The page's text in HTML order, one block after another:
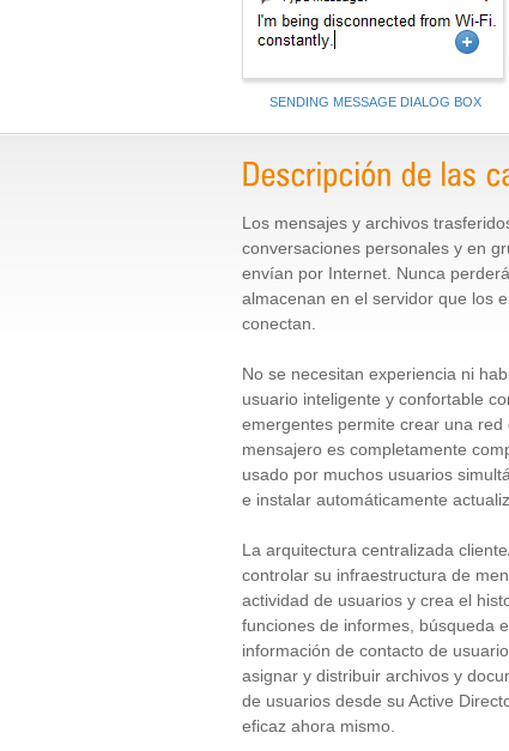
SENDING MESSAGE DIALOG BOX
Los mensajes y archivos
conversaciones personales y en
envían por Internet. Nunca
almacenan en el servidor que los
conectan.
No se necesitan experiencia ni
usuario inteligente y confortable
emergentes permite crear una
mensajero es completamente
usado por muchos usuarios
e instalar automáticamente
La arquitectura centralizada
controlar su infraestructura de
actividad de usuarios y crea el
funciones de informes, búsqueda
información de contacto de
asignar y distribuir archivos y
de usuarios desde su Active
eficaz ahora mismo.